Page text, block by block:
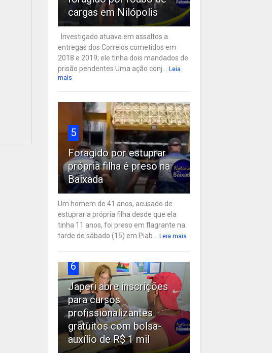
cargas em Nilópolis
Investigado atuava em assaltos a
entregas dos Correios cometidos em
2018 e 2019; ele tinha dois mandados de
prisão pendentes Uma ação conj... Leia
mais
5
Foragido por estuprar
própria filha é preso na
Baixada
Um homem de 41 anos, acusado de
estuprar a própria filha desde que ela
tinha 11 anos, foi preso em flagrante na
tarde de sábado (15) em Piab... Leia mais
6
Japeri abre inscrições
para cursos
profissionalizantes
gratuitos com bolsa-
auxílio de R$ 1 mil